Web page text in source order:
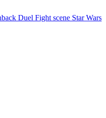
Duel Fight scene Star Wars